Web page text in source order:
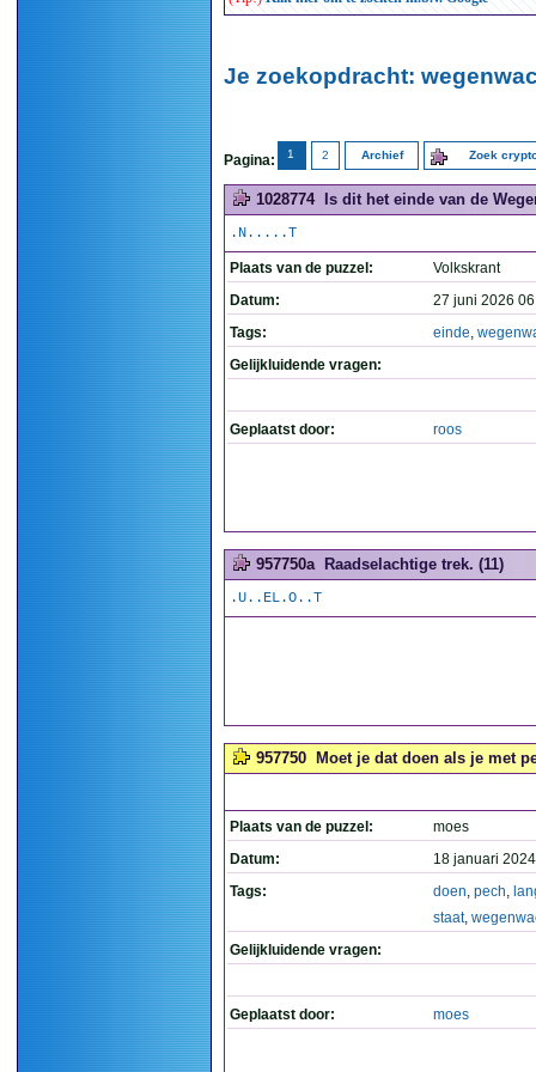
Je zoekopdracht:
Pagina: 1 2 Archief Zoek
1028774 Is dit het einde van de
.N.....T
Plaats van de puzzel:
Volkskrant
Datum:
27 juni 2026
Tags:
einde,
Gelijkluidende vragen:
Geplaatst door: roos
957750a Raadselachtige trek. (11)
.U..EL.O..T
957750 Moet je dat doen als je met
Plaats van de puzzel:
moes
Datum:
18 januari
Tags:
doen, pech,
staat,
Gelijkluidende vragen:
Geplaatst door: moes